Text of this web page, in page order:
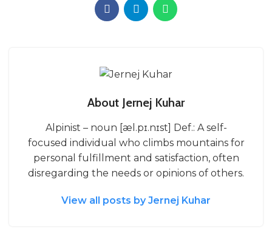
About Jernej Kuhar
Alpinist – noun [æl.pɪ.nɪst] Def.: A self-
focused individual who climbs mountains for
personal fulfillment and satisfaction, often
disregarding the needs or opinions of others.
View all posts by Jernej Kuhar